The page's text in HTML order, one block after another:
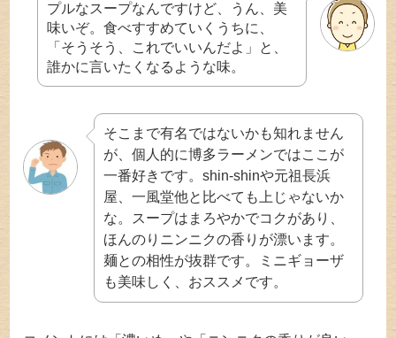
プルなスープなんですけど、うん、美
味いぞ。食べすすめていくうちに、
「そうそう、これでいいんだよ」と、
誰かに言いたくなるような味。
そこまで有名ではないかも知れません
が、個人的に博多ラーメンではここが
一番好きです。shin-shinや元祖長浜
屋、一風堂他と比べても上じゃないか
な。スープはまろやかでコクがあり、
ほんのりニンニクの香りが漂います。
麺との相性が抜群です。ミニギョーザ
も美味しく、おススメです。